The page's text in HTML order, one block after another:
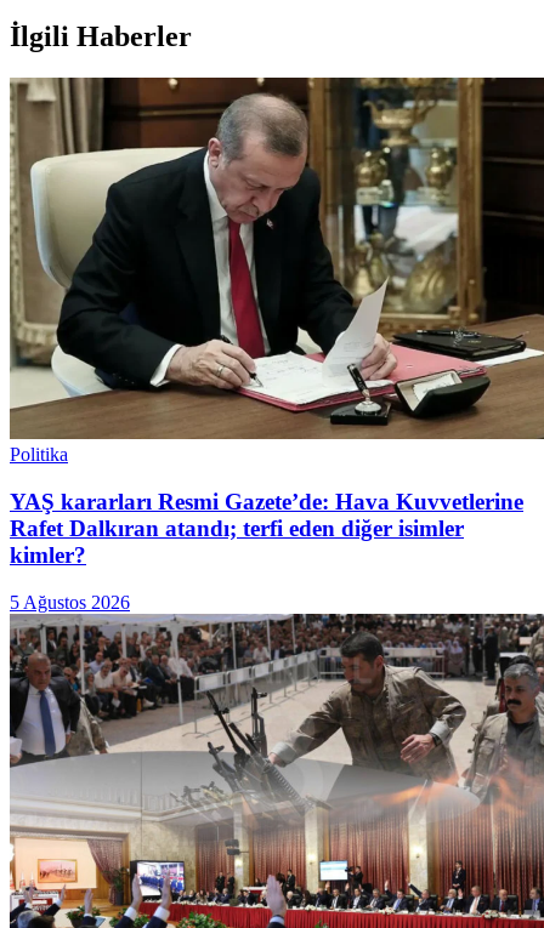
İlgili Haberler
Politika
YAŞ kararları Resmi Gazete’de: Hava Kuvvetlerine
Rafet Dalkıran atandı; terfi eden diğer isimler
kimler?
5 Ağustos 2026